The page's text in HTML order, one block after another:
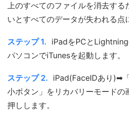
上のすべてのファイルを消去す
いとすべてのデータが失われる点
ステップ 1. iPadをPCとLightning
パソコンでiTunesを起動します。
ステップ 2. iPad(FaceIDあり)➡
小ボタン」をリカバリーモードの
押しします。